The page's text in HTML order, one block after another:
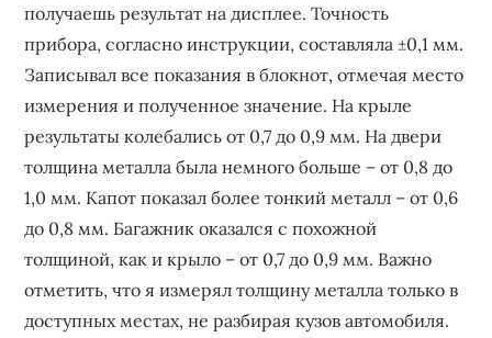
получаешь результат на дисплее. Точность
прибора, согласно инструкции, составляла ±0,1 мм.
Записывал все показания в блокнот, отмечая место
измерения и полученное значение. На крыле
результаты колебались от 0,7 до 0,9 мм. На двери
толщина металла была немного больше – от 0,8 до
1,0 мм. Капот показал более тонкий металл – от 0,6
до 0,8 мм. Багажник оказался с похожной
толщиной, как и крыло – от 0,7 до 0,9 мм. Важно
отметить, что я измерял толщину металла только в
доступных местах, не разбирая кузов автомобиля.